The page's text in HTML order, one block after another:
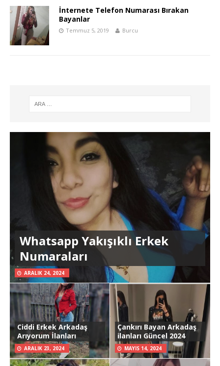
İnternete Telefon Numarası Bırakan
Bayanlar
Temmuz 5, 2019 Burcu
Whatsapp Yakışıklı Erkek
Numaraları
ARALIK 24, 2024
Ciddi Erkek Arkadaş
Arıyorum İlanları
ARALIK 23, 2024
Çankırı Bayan Arkadaş
ilanları Güncel 2024
MAYIS 14, 2024